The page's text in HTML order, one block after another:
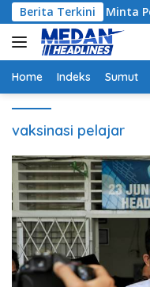
Langsung
ke
konten
Berita Terkini
Minta Pelapor
Home Indeks Sumut
vaksinasi pelajar